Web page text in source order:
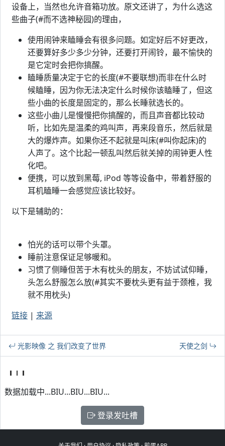
设备上，当然也允许音箱功放。原文还讲了，为什么选这
些曲子(#而不选神秘园)的理由，
使用闹钟来瞌睡会有很多问题。如定好后不好更改，
还要算好多少多少分钟，还要打开闹铃，最不愉快的
是它定时会把你搞醒。
瞌睡质量决定于它的长度(#不要联想)而非在什么时
候瞌睡，因为你无法决定什么时候你该瞌睡了，但这
些小曲的长度是固定的，那么长睡就选长的。
这些小曲儿是慢慢把你搞醒的，而且声音都比较动
听，比如先是温柔的鸡叫声，再来段音乐，然后就是
大的爆炸声。如果你还不起就是叫床(#叫你起床)的
人声了。这个比起一顿乱叫然后就关掉的闹钟更人性
化吧。
便携，可以放到黑莓, iPod 等等设备中，带着舒服的
耳机瞌睡一会感觉应该比较好。
以下是辅助的：
怕光的话可以带个头罩。
睡前注意保证足够暖和。
习惯了侧睡但苦于木有枕头的朋友，不妨试试仰睡，
头怎么舒服怎么放(#其实不要枕头更有益于颈椎，我
就不用枕头)
链接 | 来源
光影映像 之 我们改变了世界 天使之剑
数据加载中...BIU...BIU...BIU...
登录发吐槽